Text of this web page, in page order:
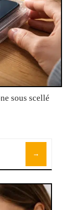
sous scellé